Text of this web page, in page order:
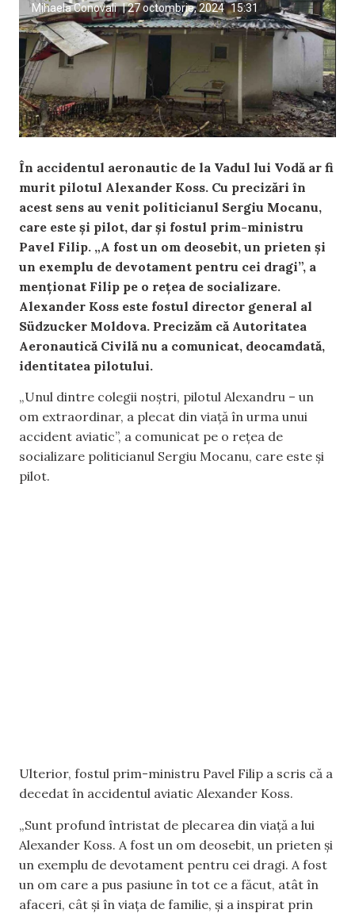
Mihaela Conovali |27 octombrie, 2024 15:31
În accidentul aeronautic de la Vadul lui Vodă ar fi
murit pilotul Alexander Koss. Cu precizări în
acest sens au venit politicianul Sergiu Mocanu,
care este și pilot, dar și fostul prim-ministru
Pavel Filip. „A fost un om deosebit, un prieten și
un exemplu de devotament pentru cei dragi”, a
menționat Filip pe o rețea de socializare.
Alexander Koss este fostul director general al
Südzucker Moldova. Precizăm că Autoritatea
Aeronautică Civilă nu a comunicat, deocamdată,
identitatea pilotului.
„Unul dintre colegii noștri, pilotul Alexandru – un
om extraordinar, a plecat din viață în urma unui
accident aviatic”, a comunicat pe o rețea de
socializare politicianul Sergiu Mocanu, care este și
pilot.
Ulterior, fostul prim-ministru Pavel Filip a scris că a
decedat în accidentul aviatic Alexander Koss.
„Sunt profund întristat de plecarea din viață a lui
Alexander Koss. A fost un om deosebit, un prieten și
un exemplu de devotament pentru cei dragi. A fost
un om care a pus pasiune în tot ce a făcut, atât în
afaceri, cât și în viața de familie, și a inspirat prin